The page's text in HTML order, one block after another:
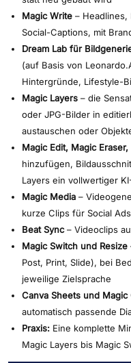
Magic Write –
Social-Captions, mit
Dream Lab für
(auf Basis von
Hintergründe, Lifestyle-
Magic Layers – die
oder JPG-Bilder in
austauschen oder
Magic Edit, Magic
hinzufügen,
Layers ein vollwertiger
Magic Media –
kurze Clips für Social
Beat Sync– Videoclips
Magic Switch und Resize
Post, Print, Slide), bei
jeweilige Zielsprache
Canva Sheets und Magic
automatisch passende
Praxis: Eine komplette
Magic Layers bis Magic